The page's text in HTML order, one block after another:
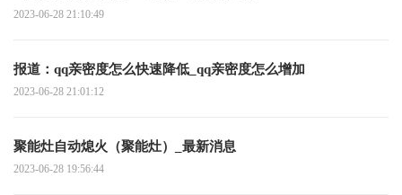
2023-06-28 21:10:49
报道：qq亲密度怎么快速降低_qq亲密度怎么增加
2023-06-28 21:01:12
聚能灶自动熄火（聚能灶）_最新消息
2023-06-28 19:56:44